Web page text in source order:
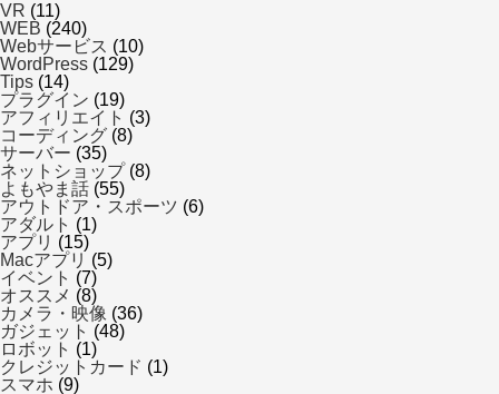
VR (11)
WEB (240)
Webサービス (10)
WordPress (129)
Tips (14)
プラグイン (19)
アフィリエイト (3)
コーディング (8)
サーバー (35)
ネットショップ(8)
よもやま話 (55)
アウトドア・スポーツ (6)
アダルト (1)
アプリ (15)
Macアプリ (5)
イベント (7)
オススメ (8)
カメラ・映像 (36)
ガジェット (48)
ロボット (1)
クレジットカード (1)
スマホ (9)